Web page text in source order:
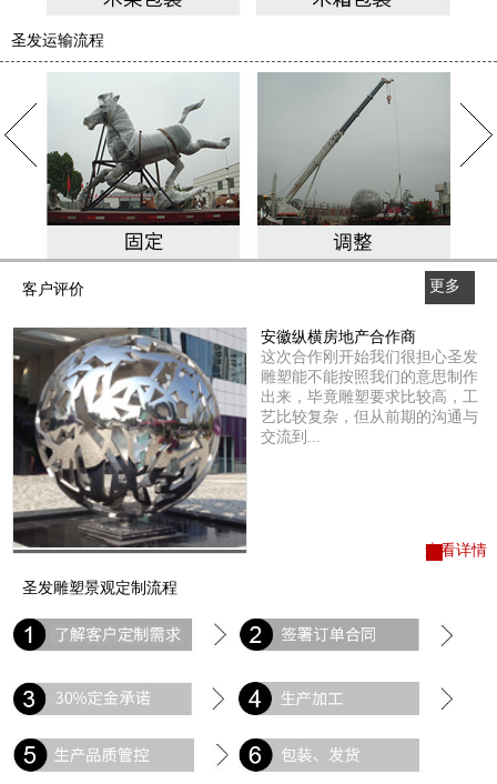
圣发运输流程
客户评价
更多
查看详情
安徽纵横房地产合作商
这次合作刚开始我们很担心圣发
雕塑能不能按照我们的意思制作
出来，毕竟雕塑要求比较高，工
艺比较复杂，但从前期的沟通与
交流到...
圣发雕塑景观定制流程